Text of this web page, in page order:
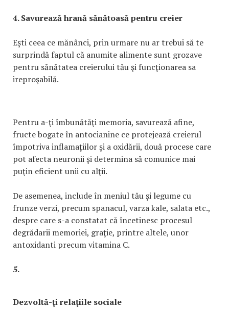
4. Savurează hrană sănătoasă pentru creier
Eşti ceea ce mănânci, prin urmare nu ar trebui să te
surprindă faptul că anumite alimente sunt grozave
pentru sănătatea creierului tău şi funcţionarea sa
ireproşabilă.
Pentru a-ţi îmbunătăţi memoria, savurează afine,
fructe bogate în antocianine ce protejează creierul
împotriva inflamaţiilor şi a oxidării, două procese care
pot afecta neuronii şi determina să comunice mai
puţin eficient unii cu alţii.
De asemenea, include în meniul tău şi legume cu
frunze verzi, precum spanacul, varza kale, salata etc.,
despre care s-a constatat că încetinesc procesul
degrădarii memoriei, graţie, printre altele, unor
antoxidanti precum vitamina C.
5.
Dezvoltă-ţi relaţiile sociale